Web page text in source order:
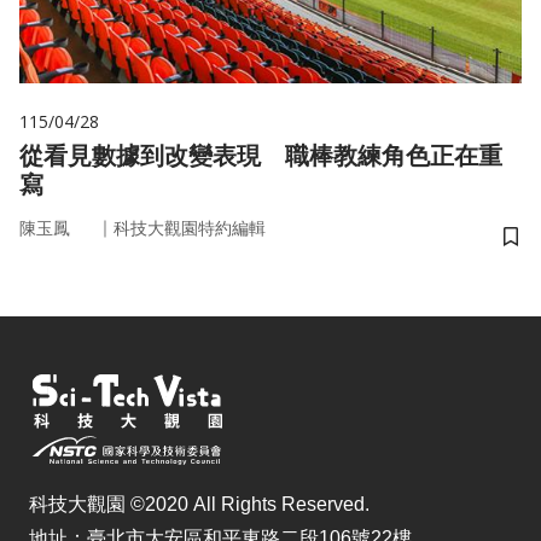
115/04/28
從看見數據到改變表現 職棒教練角色正在重
寫
陳玉鳳 ｜ 科技大觀園特約編輯
儲
科技大觀園 ©2020 All Rights Reserved.